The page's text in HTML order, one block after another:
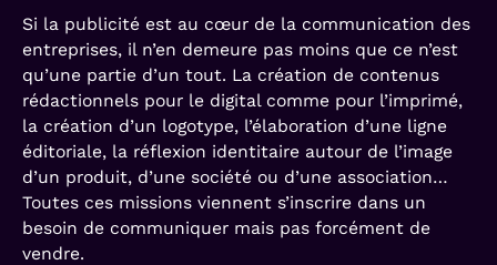
Si la publicité est au cœur de la communication des
entreprises, il n’en demeure pas moins que ce n’est
qu’une partie d’un tout. La création de contenus
rédactionnels pour le digital comme pour l’imprimé,
la création d’un logotype, l’élaboration d’une ligne
éditoriale, la réflexion identitaire autour de l’image
d’un produit, d’une société ou d’une association…
Toutes ces missions viennent s’inscrire dans un
besoin de communiquer mais pas forcément de
vendre.